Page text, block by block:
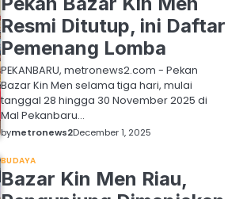
Resmi Ditutup, ini Daftar
Pemenang Lomba
PEKANBARU, metronews2.com - Pekan
Bazar Kin Men selama tiga hari, mulai
tanggal 28 hingga 30 November 2025 di
Mal Pekanbaru…
bymetronews2December 1, 2025
BUDAYA
Bazar Kin Men Riau,